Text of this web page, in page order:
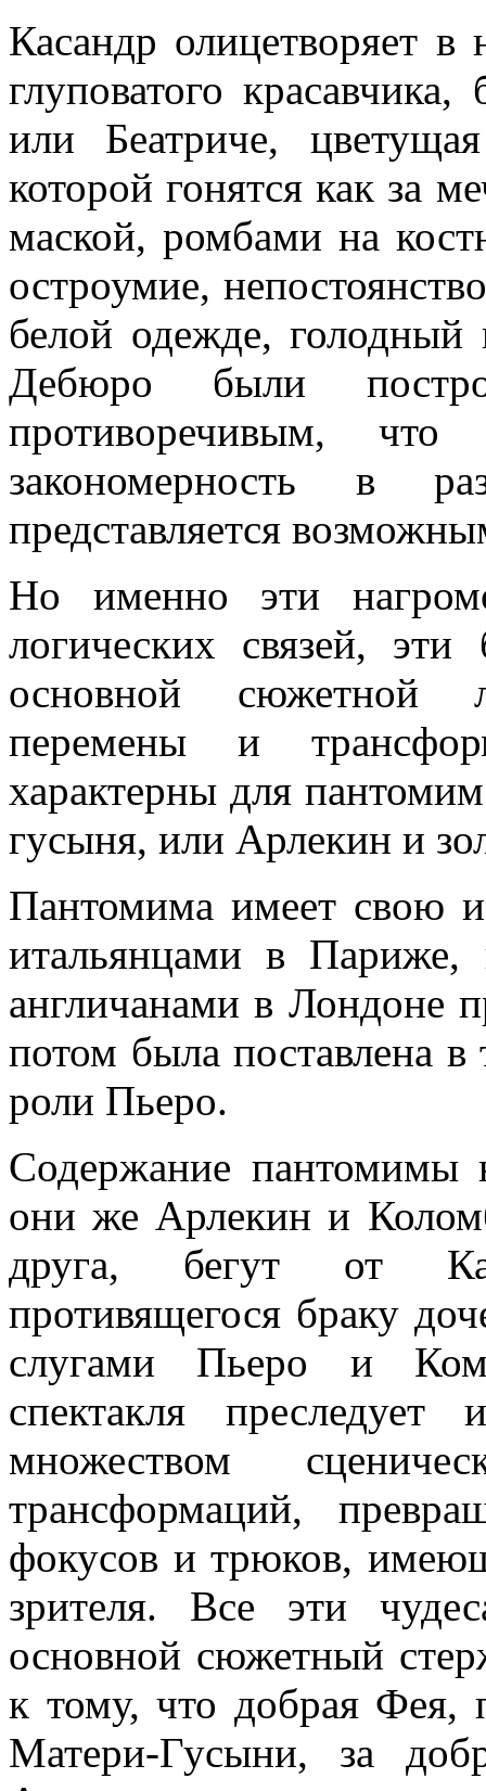
Касандр олицетворяет
глуповатого
или Беатриче,
которой гонятся как за
маской, ромбами на
остроумие,
белой одежде,
Дебюро были
противоречивым,
закономерность в
представляется
Но именно эти
логических связей, эти
основной сюжетной
перемены и
характерны для
гусыня, или Арлекин и
Пантомима имеет свою
итальянцами в Париже,
англичанами в Лондоне
потом была поставлена
роли Пьеро.
Содержание пантомимы
они же Арлекин и
друга, бегут от
противящегося браку
слугами Пьеро и
спектакля преследует
множеством
трансформаций,
фокусов и трюков,
зрителя. Все эти
основной сюжетный
к тому, что добрая Фея,
Матери-Гусыни, за